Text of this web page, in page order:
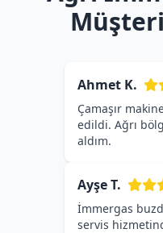
Ahmet K.
Çamaşır
edildi. Ağrı
aldım.
Ayşe T.
İmmergas
servis